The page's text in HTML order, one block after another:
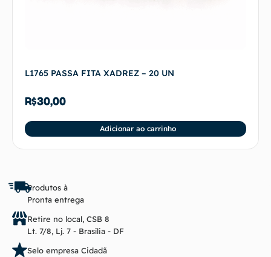
L1765 PASSA FITA XADREZ – 20 UN
R$30,00
Adicionar ao carrinho
Produtos à
Pronta entrega
Retire no local, CSB 8
Lt. 7/8, Lj. 7 - Brasília - DF
Selo empresa Cidadã